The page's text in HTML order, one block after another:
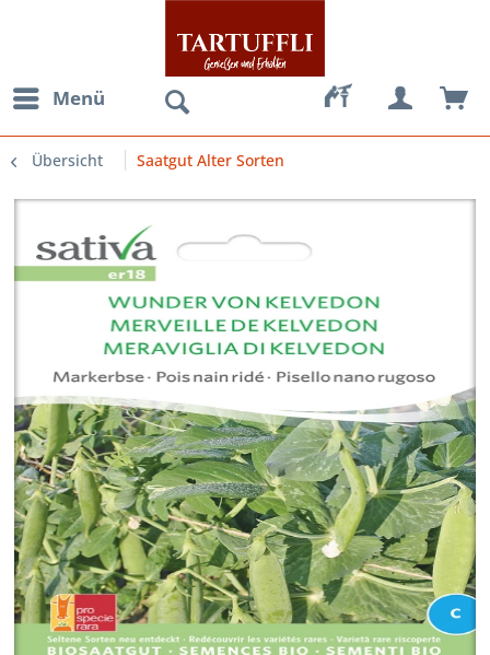
Menü
Übersicht Saatgut Alter Sorten